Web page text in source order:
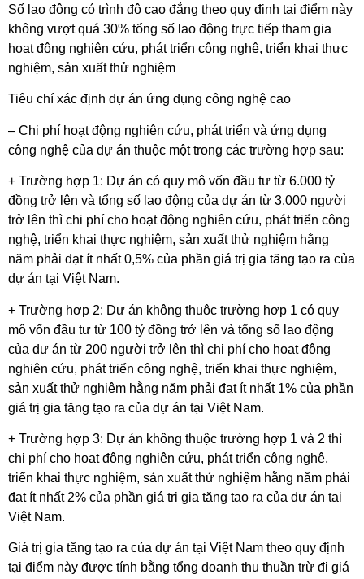
Số lao động có trình độ cao đẳng theo quy định tại điểm này
không vượt quá 30% tổng số lao động trực tiếp tham gia
hoạt động nghiên cứu, phát triển công nghệ, triển khai thực
nghiệm, sản xuất thử nghiệm
Tiêu chí xác định dự án ứng dụng công nghệ cao
– Chi phí hoạt động nghiên cứu, phát triển và ứng dụng
công nghệ của dự án thuộc một trong các trường hợp sau:
+ Trường hợp 1: Dự án có quy mô vốn đầu tư từ 6.000 tỷ
đồng trở lên và tổng số lao động của dự án từ 3.000 người
trở lên thì chi phí cho hoạt động nghiên cứu, phát triển công
nghệ, triển khai thực nghiệm, sản xuất thử nghiệm hằng
năm phải đạt ít nhất 0,5% của phần giá trị gia tăng tạo ra của
dự án tại Việt Nam.
+ Trường hợp 2: Dự án không thuộc trường hợp 1 có quy
mô vốn đầu tư từ 100 tỷ đồng trở lên và tổng số lao động
của dự án từ 200 người trở lên thì chi phí cho hoạt động
nghiên cứu, phát triển công nghệ, triển khai thực nghiệm,
sản xuất thử nghiệm hằng năm phải đạt ít nhất 1% của phần
giá trị gia tăng tạo ra của dự án tại Việt Nam.
+ Trường hợp 3: Dự án không thuộc trường hợp 1 và 2 thì
chi phí cho hoạt động nghiên cứu, phát triển công nghệ,
triển khai thực nghiệm, sản xuất thử nghiệm hằng năm phải
đạt ít nhất 2% của phần giá trị gia tăng tạo ra của dự án tại
Việt Nam.
Giá trị gia tăng tạo ra của dự án tại Việt Nam theo quy định
tại điểm này được tính bằng tổng doanh thu thuần trừ đi giá